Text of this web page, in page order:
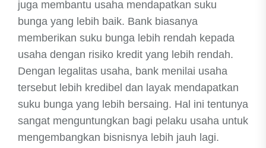
juga membantu usaha mendapatkan suku
bunga yang lebih baik. Bank biasanya
memberikan suku bunga lebih rendah kepada
usaha dengan risiko kredit yang lebih rendah.
Dengan legalitas usaha, bank menilai usaha
tersebut lebih kredibel dan layak mendapatkan
suku bunga yang lebih bersaing. Hal ini tentunya
sangat menguntungkan bagi pelaku usaha untuk
mengembangkan bisnisnya lebih jauh lagi.